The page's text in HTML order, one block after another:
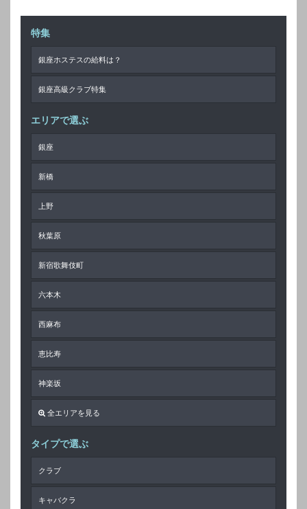
特集
銀座ホステスの給料は？
銀座高級クラブ特集
エリアで選ぶ
銀座
新橋
上野
秋葉原
新宿歌舞伎町
六本木
西麻布
恵比寿
神楽坂
全エリアを見る
タイプで選ぶ
クラブ
キャバクラ